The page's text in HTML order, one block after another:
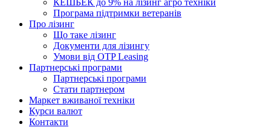
КЕШБЕК до 9% на лізинг агро техніки
Програма підтримки ветеранів
Про лізинг
Що таке лізинг
Документи для лізингу
Умови від OTP Leasing
Партнерські програми
Партнерські програми
Стати партнером
Маркет вживаної техніки
Курси валют
Контакти